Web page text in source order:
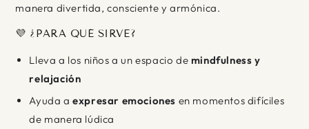
manera divertida, consciente y armónica.
💜 ¿PARA QUÉ SIRVE?
Lleva a los niños a un espacio de mindfulness y
relajación
Ayuda aexpresar emociones en momentos difíciles
de manera lúdica